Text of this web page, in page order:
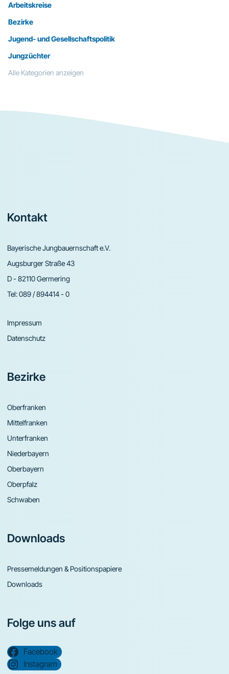
Arbeitskreise
Bezirke
Jugend- und Gesellschaftspolitik
Jungzüchter
Alle Kategorien anzeigen
Footer
Kontakt
Bayerische Jungbauernschaft e.V.
Augsburger Straße 43
D - 82110 Germering
Tel:089 / 894414 - 0
Impressum
Datenschutz
Bezirke
Oberfranken
Mittelfranken
Unterfranken
Niederbayern
Oberbayern
Oberpfalz
Schwaben
Downloads
Pressemeldungen & Positionspapiere
Downloads
Folge uns auf
Facebook
Instagram